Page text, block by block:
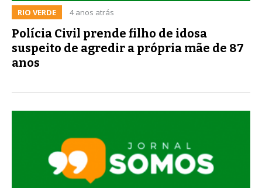
RIO VERDE 4 anos atrás
Polícia Civil prende filho de idosa
suspeito de agredir a própria mãe de 87
anos